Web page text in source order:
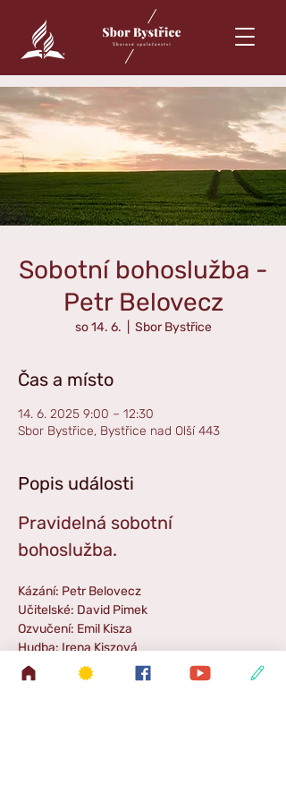
Sobotní bohoslužba -
Petr Belovecz
so 14. 6. Sbor Bystřice
Čas a místo
14. 6. 2025 9:00 – 12:30
Sbor Bystřice, Bystřice nad Olší 443
Popis události
Pravidelná sobotní
bohoslužba.
Kázání: Petr Belovecz
Učitelské: David Pimek
Ozvučení: Emil Kisza
Hudba: Irena Kiszová
Příběh pro děti: Martin Kisza
Zpestření: Kartet SION